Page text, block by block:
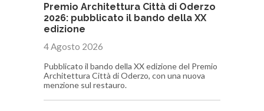
Premio Architettura Città di Oderzo
2026: pubblicato il bando della XX
edizione
4 Agosto 2026
Pubblicato il bando della XX edizione del Premio
Architettura Città di Oderzo, con una nuova
menzione sul restauro.